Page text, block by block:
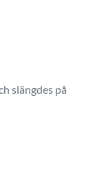
slängdes på